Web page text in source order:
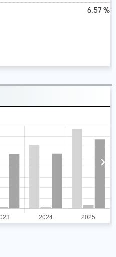
6.57 %